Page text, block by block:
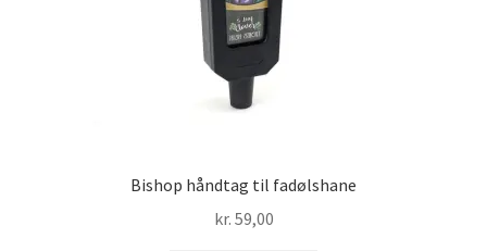
Bishop håndtag til fadølshane
kr. 59,00